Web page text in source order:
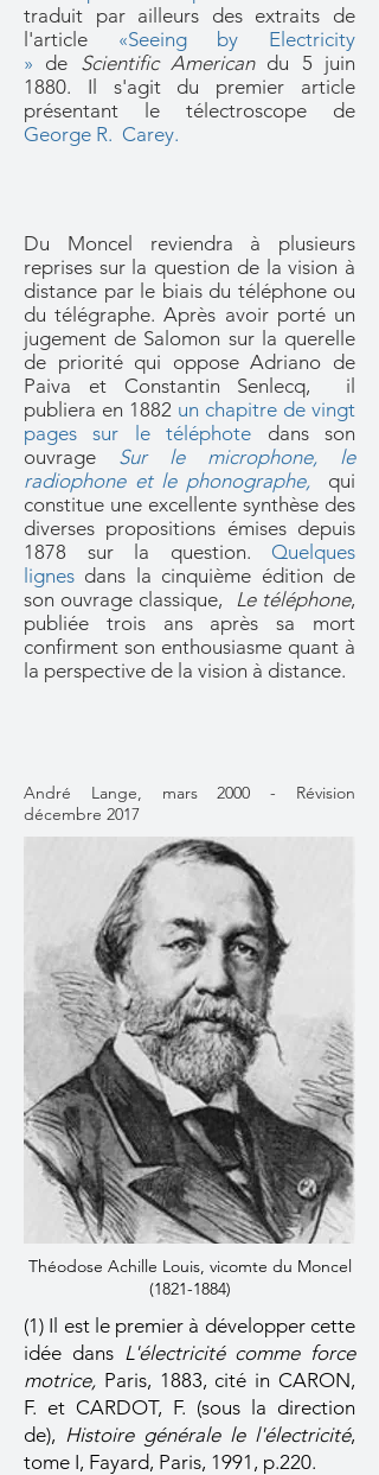
traduit par ailleurs des extraits de
l'article «Seeing by Electricity
» de Scientific Americandu 5 juin
1880. Il s'agit du premier article
présentant le télectroscope de
George R. Carey.
Du Moncel reviendra à plusieurs
reprises sur la question de la vision à
distance par le biais du téléphone ou
du télégraphe. Après avoir porté un
jugement de Salomon sur la querelle
de priorité qui oppose Adriano de
Paiva et Constantin Senlecq, il
publiera en 1882 un chapitre de vingt
pages sur le téléphote dans son
ouvrage Sur le microphone, le
radiophone et le phonographe,
qui
constitue une excellente synthèse des
diverses propositions émises depuis
1878 sur la question. Quelques
lignes dans la cinquième édition de
son ouvrage classique, Le téléphone,
publiée trois ans après sa mort
confirment son enthousiasme quant à
la perspective de la vision à distance.
André Lange, mars 2000 - Révision
décembre 2017
Théodose Achille Louis, vicomte du Moncel
(1821-1884)
(1) Il est le premier à développer cette
idée dans L'électricité comme force
motrice, Paris, 1883, cité in CARON,
F. et CARDOT, F. (sous la direction
de), Histoire générale le l'électricité,
tome I, Fayard, Paris, 1991, p.220.